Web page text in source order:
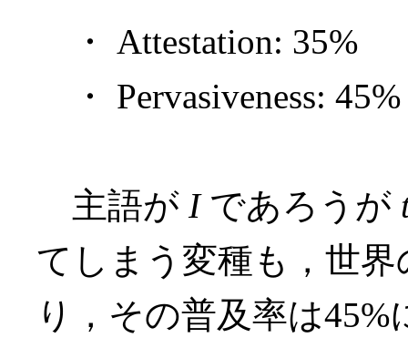
・ Attestation: 35%
・ Pervasiveness: 45%
主語が Iであろうが
てしまう変種も，世
り，その普及率は